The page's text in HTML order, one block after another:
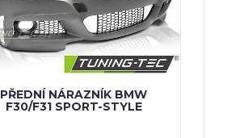
PŘEDNÍ NÁRAZNÍK BMW
F30/F31 SPORT-STYLE